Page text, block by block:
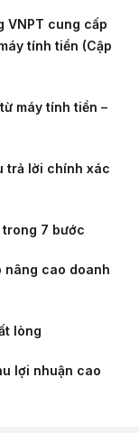
VNPT cung cấp
tính tiền (Cập
máy tính tiền –
trả lời chính xác
trong 7 bước
nâng cao doanh
lòng
lợi nhuận cao